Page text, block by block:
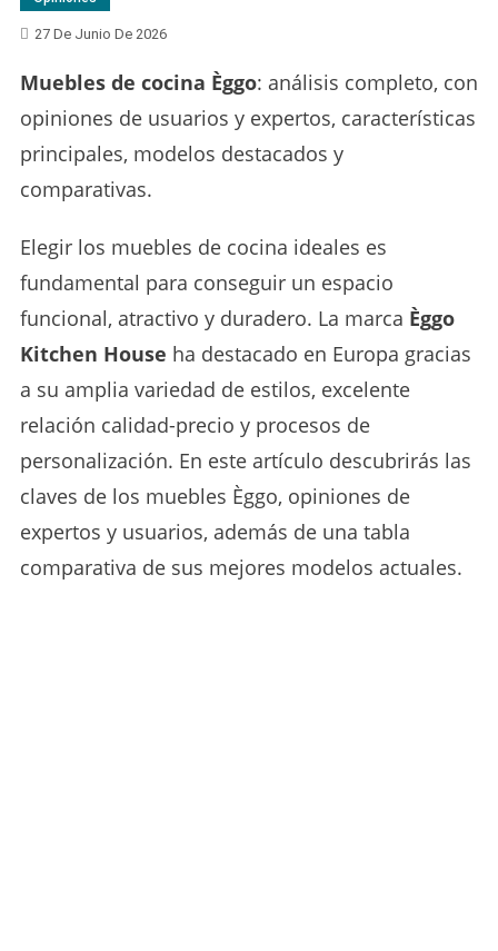
27 De Junio De 2026
Muebles de cocina Èggo: análisis completo, con
opiniones de usuarios y expertos, características
principales, modelos destacados y
comparativas.
Elegir los muebles de cocina ideales es
fundamental para conseguir un espacio
funcional, atractivo y duradero. La marca Èggo
Kitchen House ha destacado en Europa gracias
a su amplia variedad de estilos, excelente
relación calidad-precio y procesos de
personalización. En este artículo descubrirás las
claves de los muebles Èggo, opiniones de
expertos y usuarios, además de una tabla
comparativa de sus mejores modelos actuales.